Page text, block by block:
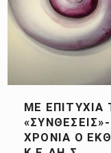
ΜΕ ΕΠΙΤΥΧΊΑ
ΧΡΌΝΙΑ Ο